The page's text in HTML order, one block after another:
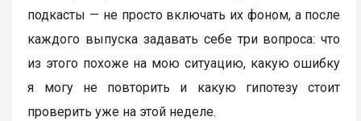
подкасты — не просто включать их фоном, а после
каждого выпуска задавать себе три вопроса: что
из этого похоже на мою ситуацию, какую ошибку
я могу не повторить и какую гипотезу стоит
проверить уже на этой неделе.